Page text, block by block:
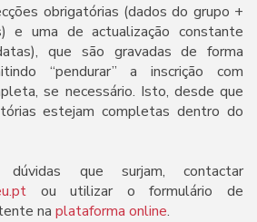
obrigatórias (dados do grupo +
e uma de actualização constante
que são gravadas de forma
“pendurar” a inscrição com
se necessário. Isto, desde que
estejam completas dentro do
dúvidas que surjam, contactar
ou utilizar o formulário de
na plataforma online.